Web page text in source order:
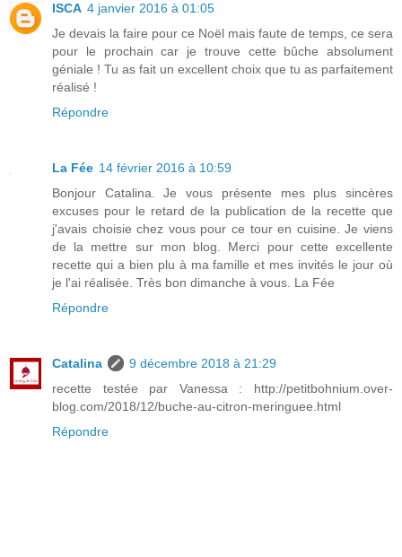
ISCA 4 janvier 2016 à 01:05
Je devais la faire pour ce Noël mais faute de temps, ce sera
pour le prochain car je trouve cette bûche absolument
géniale ! Tu as fait un excellent choix que tu as parfaitement
réalisé !
Répondre
La Fée 14 février 2016 à 10:59
Bonjour Catalina. Je vous présente mes plus sincères
excuses pour le retard de la publication de la recette que
j'avais choisie chez vous pour ce tour en cuisine. Je viens
de la mettre sur mon blog. Merci pour cette excellente
recette qui a bien plu à ma famille et mes invités le jour où
je l'ai réalisée. Très bon dimanche à vous. La Fée
Répondre
Catalina
9 décembre 2018 à 21:29
recette testée par Vanessa : http://petitbohnium.over-
blog.com/2018/12/buche-au-citron-meringuee.html
Répondre